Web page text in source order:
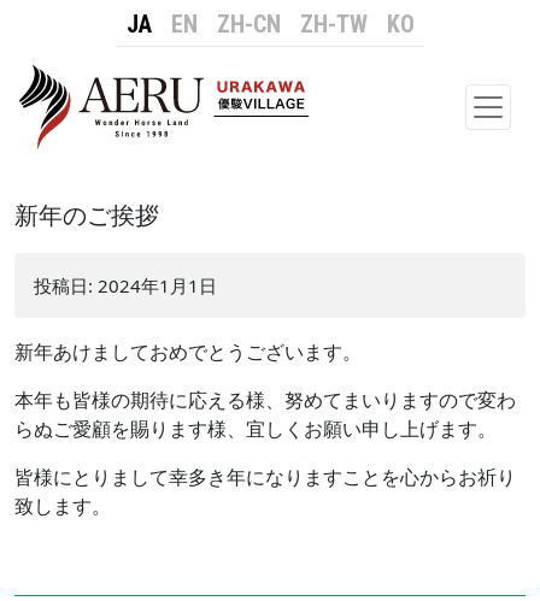
JA EN ZH-CN ZH-TW KO
メイ
新年のご挨拶
投稿日: 2024年1月1日
新年あけましておめでとうございます。
本年も皆様の期待に応える様、努めてまいりますので変わ
らぬご愛顧を賜ります様、宜しくお願い申し上げます。
皆様にとりまして幸多き年になりますことを心からお祈り
致します。